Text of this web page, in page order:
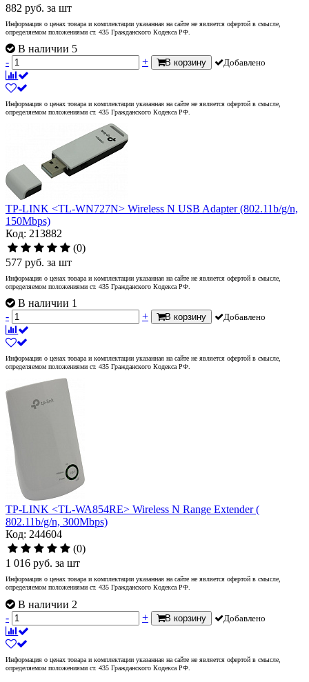
882 руб. за шт
Информация о ценах товара и комплектации указанная на сайте не является офертой в смысле,
определяемом положениями ст. 435 Гражданского Кодекса РФ.
В наличии 5
-
+ В корзину Добавлено
Информация о ценах товара и комплектации указанная на сайте не является офертой в смысле,
определяемом положениями ст. 435 Гражданского Кодекса РФ.
TP-LINK <TL-WN727N> Wireless N USB Adapter (802.11b/g/n,
150Mbps)
Код: 213882
(0)
577 руб. за шт
Информация о ценах товара и комплектации указанная на сайте не является офертой в смысле,
определяемом положениями ст. 435 Гражданского Кодекса РФ.
В наличии 1
-
+ В корзину Добавлено
Информация о ценах товара и комплектации указанная на сайте не является офертой в смысле,
определяемом положениями ст. 435 Гражданского Кодекса РФ.
TP-LINK <TL-WA854RE> Wireless N Range Extender (
802.11b/g/n, 300Mbps)
Код: 244604
(0)
1 016 руб. за шт
Информация о ценах товара и комплектации указанная на сайте не является офертой в смысле,
определяемом положениями ст. 435 Гражданского Кодекса РФ.
В наличии 2
-
+ В корзину Добавлено
Информация о ценах товара и комплектации указанная на сайте не является офертой в смысле,
определяемом положениями ст. 435 Гражданского Кодекса РФ.